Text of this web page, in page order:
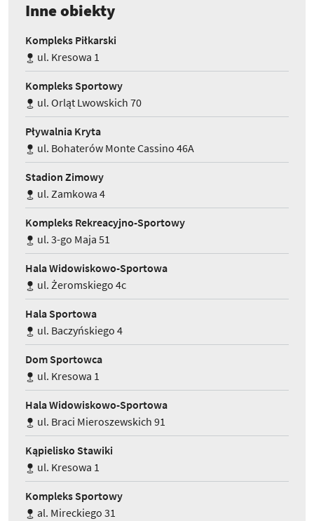
Inne obiekty
Kompleks Piłkarski
ul. Kresowa 1
Kompleks Sportowy
ul. Orląt Lwowskich 70
Pływalnia Kryta
ul. Bohaterów Monte Cassino 46A
Stadion Zimowy
ul. Zamkowa 4
Kompleks Rekreacyjno-Sportowy
ul. 3-go Maja 51
Hala Widowiskowo-Sportowa
ul. Żeromskiego 4c
Hala Sportowa
ul. Baczyńskiego 4
Dom Sportowca
ul. Kresowa 1
Hala Widowiskowo-Sportowa
ul. Braci Mieroszewskich 91
Kąpielisko Stawiki
ul. Kresowa 1
Kompleks Sportowy
al. Mireckiego 31